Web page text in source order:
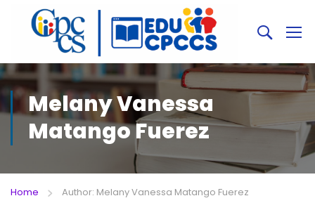
Melany Vanessa
Matango Fuerez
Home Author: Melany Vanessa Matango Fuerez